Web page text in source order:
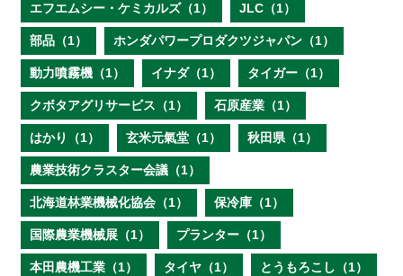
エフエムシー・ケミカルズ（1） JLC（1）
部品（1） ホンダパワープロダクツジャパン（1）
動力噴霧機（1） イナダ（1） タイガー（1）
クボタアグリサービス（1） 石原産業（1）
はかり（1） 玄米元氣堂（1） 秋田県（1）
農業技術クラスター会議（1）
北海道林業機械化協会（1） 保冷庫（1）
国際農業機械展（1） プランター（1）
本田農機工業（1） タイヤ（1） とうもろこし（1）